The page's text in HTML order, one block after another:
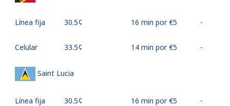
Línea fija ⁦30.5¢⁩ 16 min por ⁦€5⁩ -
Celular ⁦33.5¢⁩ 14 min por ⁦€5⁩ -
Saint Lucia
Línea fija ⁦30.5¢⁩ 16 min por ⁦€5⁩ -